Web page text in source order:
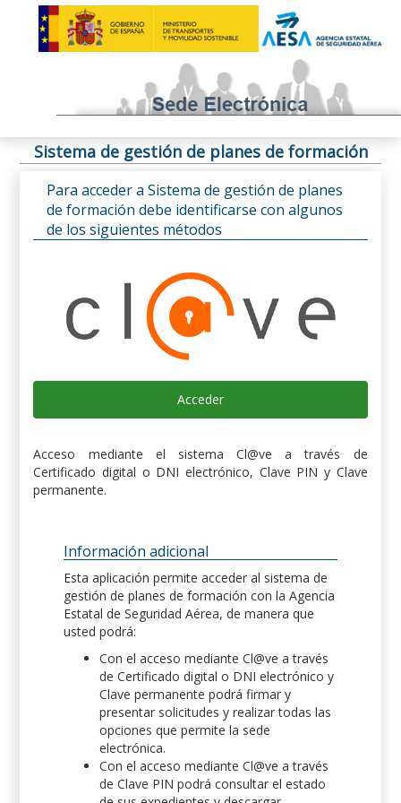
Sistema de gestión de planes de formación
Para acceder a Sistema de gestión de planes
de formación debe identificarse con algunos
de los siguientes métodos
Acceder
Acceso mediante el sistema Cl@ve a través de
Certificado digital o DNI electrónico, Clave PIN y Clave
permanente.
Información adicional
Esta aplicación permite acceder al sistema de
gestión de planes de formación con la Agencia
Estatal de Seguridad Aérea, de manera que
usted podrá:
Con el acceso mediante Cl@ve a través
de Certificado digital o DNI electrónico y
Clave permanente podrá firmar y
presentar solicitudes y realizar todas las
opciones que permite la sede
electrónica.
Con el acceso mediante Cl@ve a través
de Clave PIN podrá consultar el estado